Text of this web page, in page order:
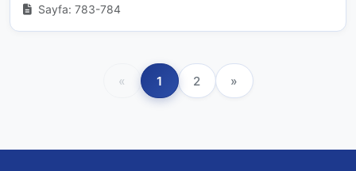
Sayfa: 783-784
« 1 2 »